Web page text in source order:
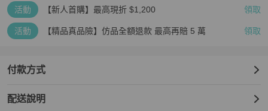
活動 【新人首購】最高現折 $1,200 領取
活動 【精品真品險】仿品全額退款 最高再賠 5 萬 領取
付款方式
配送說明